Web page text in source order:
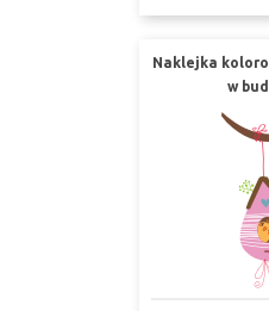
Naklejka
w